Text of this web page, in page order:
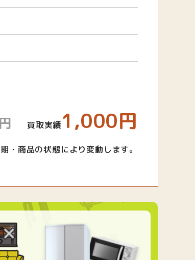
買取実績 1,000円
・商品の状態により変動します。